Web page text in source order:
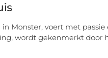
Monster, voert met passie
wordt gekenmerkt door